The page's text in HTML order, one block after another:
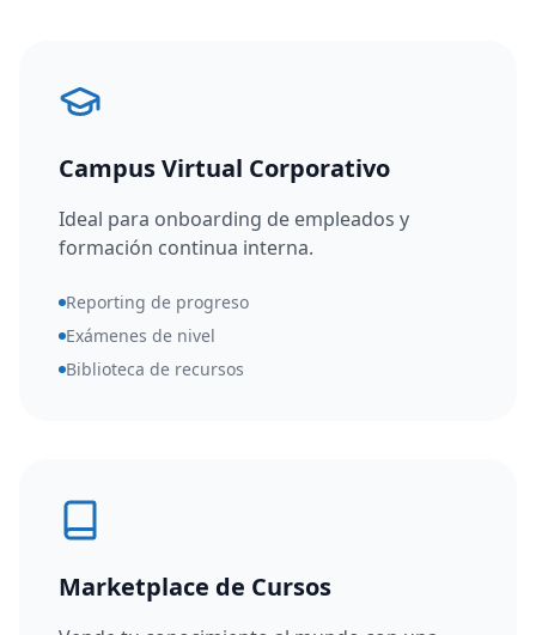
Campus Virtual Corporativo
Ideal para onboarding de empleados y
formación continua interna.
Reporting de progreso
Exámenes de nivel
Biblioteca de recursos
Marketplace de Cursos